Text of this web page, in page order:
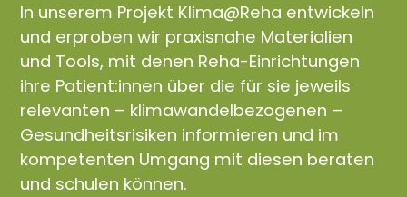
In unserem Projekt Klima@Reha entwickeln
und erproben wir praxisnahe Materialien
und Tools, mit denen Reha-Einrichtungen
ihre Patient:innen über die für sie jeweils
relevanten – klimawandelbezogenen –
Gesundheitsrisiken informieren und im
kompetenten Umgang mit diesen beraten
und schulen können.